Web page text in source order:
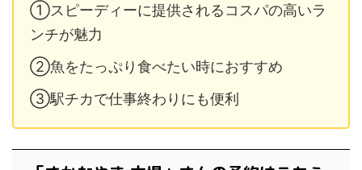
①スピーディーに提供されるコスパの高いラ
ンチが魅力
②魚をたっぷり食べたい時におすすめ
③駅チカで仕事終わりにも便利